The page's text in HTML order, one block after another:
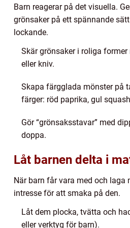
Barn reagerar på det visuella.
grönsaker på ett spännande
lockande.
Skär grönsaker i roliga
eller kniv.
Skapa färgglada mönster på
färger: röd paprika, gul
Gör “grönsaksstavar” med
doppa.
Låt barnen delta i
När barn får vara med och laga
intresse för att smaka på den.
Låt dem plocka, tvätta och
eller verktyg för barn).